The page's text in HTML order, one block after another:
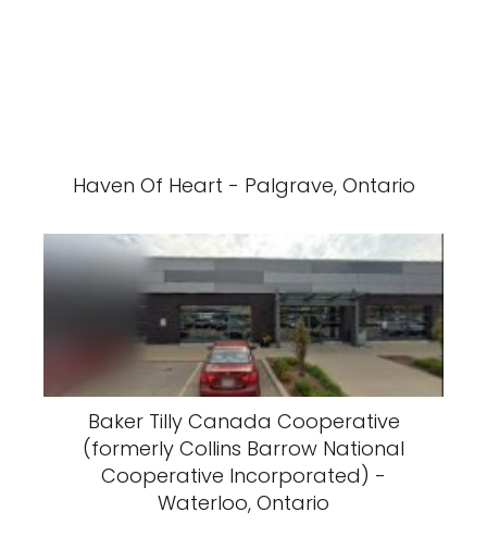
Haven Of Heart - Palgrave, Ontario
Baker Tilly Canada Cooperative
(formerly Collins Barrow National
Cooperative Incorporated) -
Waterloo, Ontario